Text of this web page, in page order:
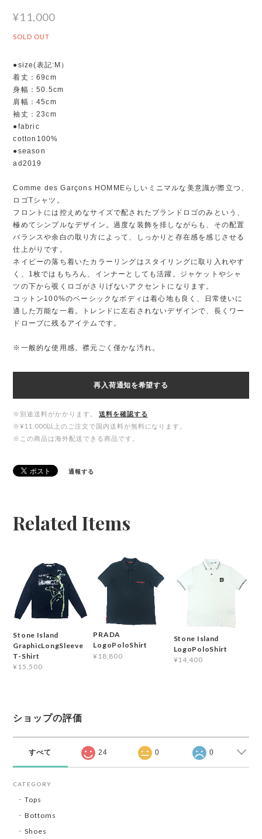
¥11,000
SOLD OUT
●size(表記:M）
着丈：69cm
身幅：50.5cm
肩幅：45cm
袖丈：23cm
●fabric
cotton100%
●season
ad2019
Comme des Garçons HOMMEらしいミニマルな美意識が際立つ、
ロゴTシャツ。
フロントには控えめなサイズで配されたブランドロゴのみという、
極めてシンプルなデザイン。過度な装飾を排しながらも、その配置
バランスや余白の取り方によって、しっかりと存在感を感じさせる
仕上がりです。
ネイビーの落ち着いたカラーリングはスタイリングに取り入れやす
く、1枚ではもちろん、インナーとしても活躍。ジャケットやシャ
ツの下から覗くロゴがさりげないアクセントになります。
コットン100%のベーシックなボディは着心地も良く、日常使いに
適した万能な一着。トレンドに左右されないデザインで、長くワー
ドローブに残るアイテムです。
※一般的な使用感。襟元ごく僅かな汚れ。
再入荷通知を希望する
※別途送料がかかります。
送料を確認する
※¥11,000以上のご注文で国内送料が無料になります。
※この商品は海外配送できる商品です。
通報する
Related Items
Stone Island
GraphicLongSleeve
T-Shirt
¥15,500
PRADA
LogoPoloShirt
¥18,800
Stone Island
LogoPoloShirt
¥14,400
ショップの評価
すべて 24 0 0
CATEGORY
Tops
Bottoms
Shoes